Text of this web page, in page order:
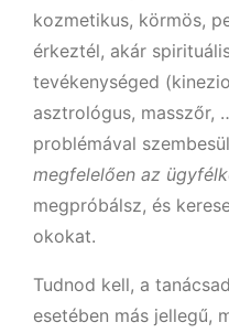
kozmetikus, körmös,
érkeztél, akár
tevékenységed
asztrológus, masszőr,
problémával
megfelelően az
megpróbálsz, és
okokat.
Tudnod kell, a
esetében más jellegű,